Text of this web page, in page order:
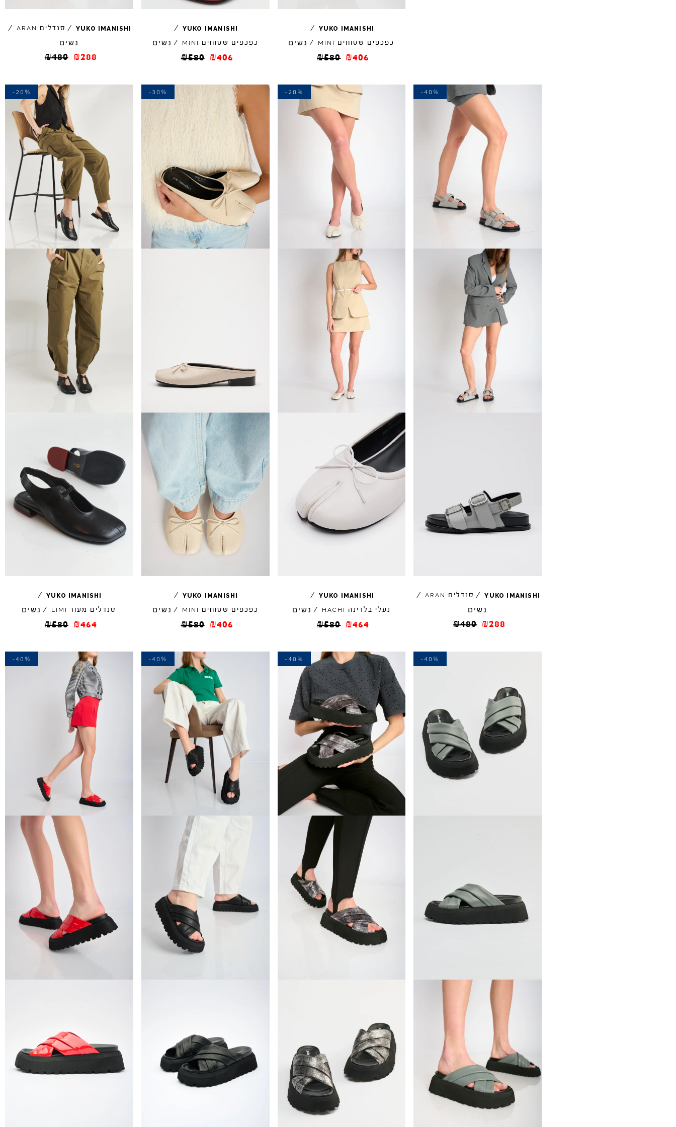
YUKO IMANISHI
/
כפכפים שטוחים
MINI
/ נשים
₪580 ₪406
YUKO IMANISHI
/
כפכפים שטוחים
MINI
/ נשים
₪580 ₪406
YUKO IMANISHI
/ סנדלים ARAN
/
נשים
₪480 ₪288
-40%
YUKO IMANISHI
/ סנדלים ARAN
/
נשים
₪480 ₪288
-20%
YUKO IMANISHI
/
נעלי בלרינה
HACHI
/ נשים
₪580 ₪464
-30%
YUKO IMANISHI
/
כפכפים שטוחים
MINI
/ נשים
₪580 ₪406
-20%
YUKO IMANISHI
/
סנדלים מעור LIMI
/ נשים
₪580 ₪464
-40%
-40%
-40%
-40%